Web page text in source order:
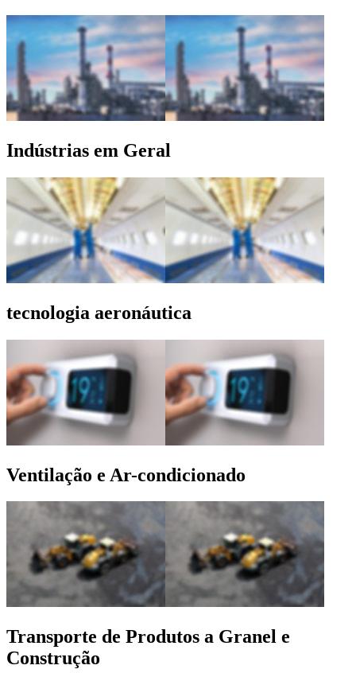
Indústrias em Geral
tecnologia aeronáutica
Ventilação e Ar-condicionado
Transporte de Produtos a Granel e
Construção